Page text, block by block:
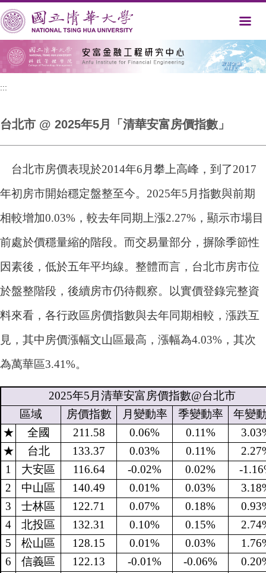
跳
到
主
要
內
容
:::
台北市 @ 2025年5月「清華安富房價指數」
台北市房價表現於2014年6月攀上高峰，到了2017
年初房市開始穩定盤整至今。2025年5月指數與前期
相較增加0.03%，較去年同期上漲2.27%，顯示市場目
前處於價穩量縮的階段。而交易量部分，摒除季節性
因素後，低於五年平均線。整體而言，台北市房市位
於盤整階段，後續房市仍待觀察。以實價登錄完整資
料來看，各行政區房價指數與去年同期相較，漲跌互
見，其中房價漲幅文山區最高，漲幅為4.03%，其次
為萬華區3.41%。
2025年5 月清華安富房價指數@台北市
區域
房價指數 月變動率 季變動率
年變
★
全國 211.58 0.06% 0.11%
★
台北 133.37 0.03% 0.11%
1
大安區 116.64 -0.02% 0.02%
-
2
中山區 140.49 0.01% 0.03%
3
士林區 122.71 0.07% 0.18%
4
北投區 132.31 0.10% 0.15%
5
松山區 128.15 0.01% 0.03%
6
信義區 122.13 -0.01% -0.06%